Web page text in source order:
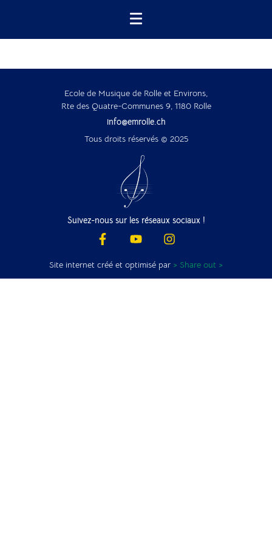
Ecole de Musique de Rolle et Environs,
Rte des Quatre-Communes 9, 1180 Rolle
info@emrolle.ch
Tous droits réservés © 2025
Suivez-nous sur les réseaux sociaux !
Site internet créé et optimisé par > Share out >